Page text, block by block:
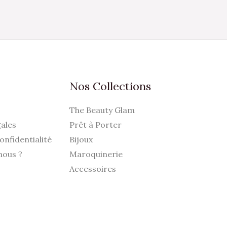
?
Nos Collections
The Beauty Glam
Prêt à Porter
Bijoux
Maroquinerie
Accessoires